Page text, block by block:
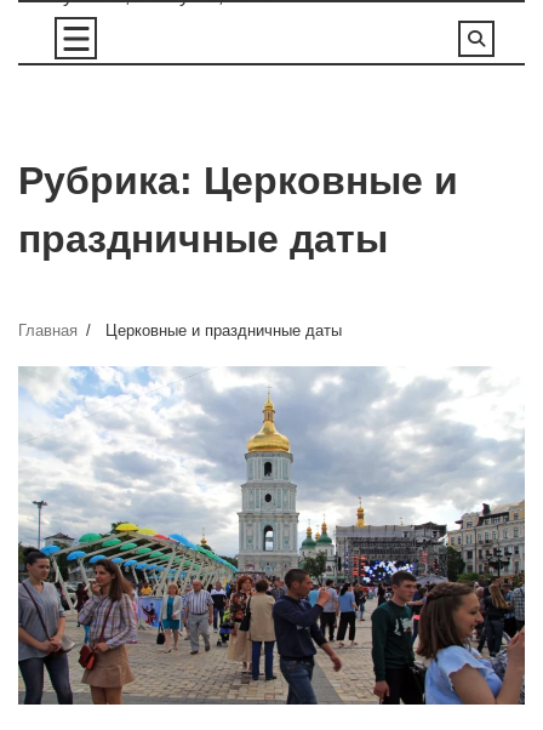
Перейти
содержимому
Рубрика: Церковные и
праздничные даты
Главная Церковные и праздничные даты